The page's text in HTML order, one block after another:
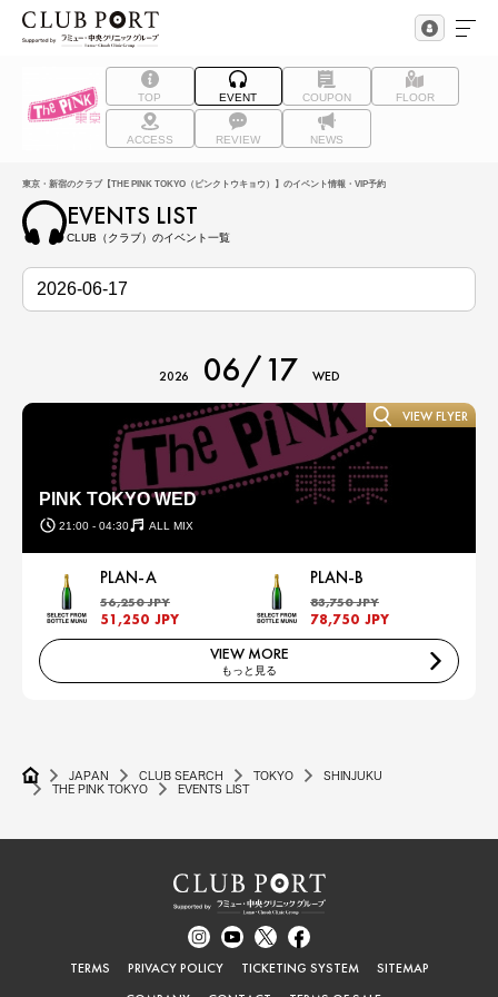
TOP EVENT COUPON FLOOR
ACCESS REVIEW NEWS
東京・新宿のクラブ【THE PINK TOKYO（ピンクトウキョウ）】のイベント情報・VIP予約
EVENTS LIST
CLUB（クラブ）のイベント一覧
2026 06/17 WED
PINK TOKYO WED
21:00 - 04:30 ALL MIX
VIEW FLYER
PLAN-A
56,250 JPY
51,250 JPY
PLAN-B
83,750 JPY
78,750 JPY
VIEW MORE
もっと見る
JAPAN CLUB SEARCH TOKYO
SHINJUKU
THE PINK TOKYO
EVENTS LIST
TERMS PRIVACY POLICY TICKETING SYSTEM
SITEMAP